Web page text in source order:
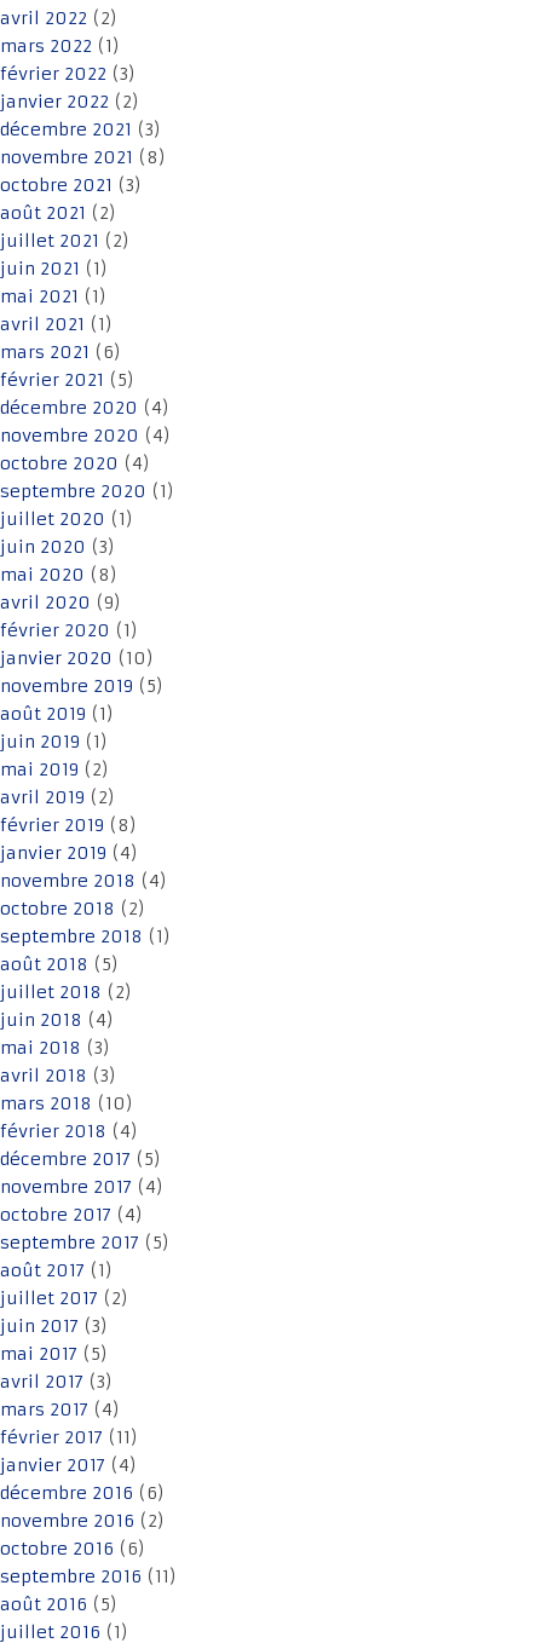
avril 2022 (2)
mars 2022 (1)
février 2022 (3)
janvier 2022 (2)
décembre 2021 (3)
novembre 2021 (8)
octobre 2021 (3)
août 2021 (2)
juillet 2021 (2)
juin 2021 (1)
mai 2021 (1)
avril 2021 (1)
mars 2021 (6)
février 2021 (5)
décembre 2020 (4)
novembre 2020 (4)
octobre 2020 (4)
septembre 2020 (1)
juillet 2020 (1)
juin 2020 (3)
mai 2020 (8)
avril 2020 (9)
février 2020 (1)
janvier 2020 (10)
novembre 2019 (5)
août 2019 (1)
juin 2019 (1)
mai 2019 (2)
avril 2019 (2)
février 2019 (8)
janvier 2019 (4)
novembre 2018 (4)
octobre 2018 (2)
septembre 2018 (1)
août 2018 (5)
juillet 2018 (2)
juin 2018 (4)
mai 2018 (3)
avril 2018 (3)
mars 2018 (10)
février 2018 (4)
décembre 2017 (5)
novembre 2017 (4)
octobre 2017 (4)
septembre 2017 (5)
août 2017 (1)
juillet 2017 (2)
juin 2017 (3)
mai 2017 (5)
avril 2017 (3)
mars 2017 (4)
février 2017 (11)
janvier 2017 (4)
décembre 2016 (6)
novembre 2016 (2)
octobre 2016 (6)
septembre 2016 (11)
août 2016 (5)
juillet 2016 (1)